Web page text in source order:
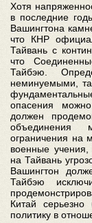
Хотя
в последние
Вашингтона
что КНР
Тайвань с
что
Тайбэю.
неминуемыми,
опасения
должен
объединения
ограничения на
военные учения,
на Тайвань
Вашингтон
Тайбэю
Китай
политику в